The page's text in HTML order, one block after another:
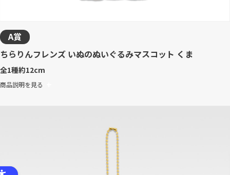
A賞
ちらりんフレンズ いぬのぬいぐるみマスコット くま
全1種約12cm
商品説明を見る